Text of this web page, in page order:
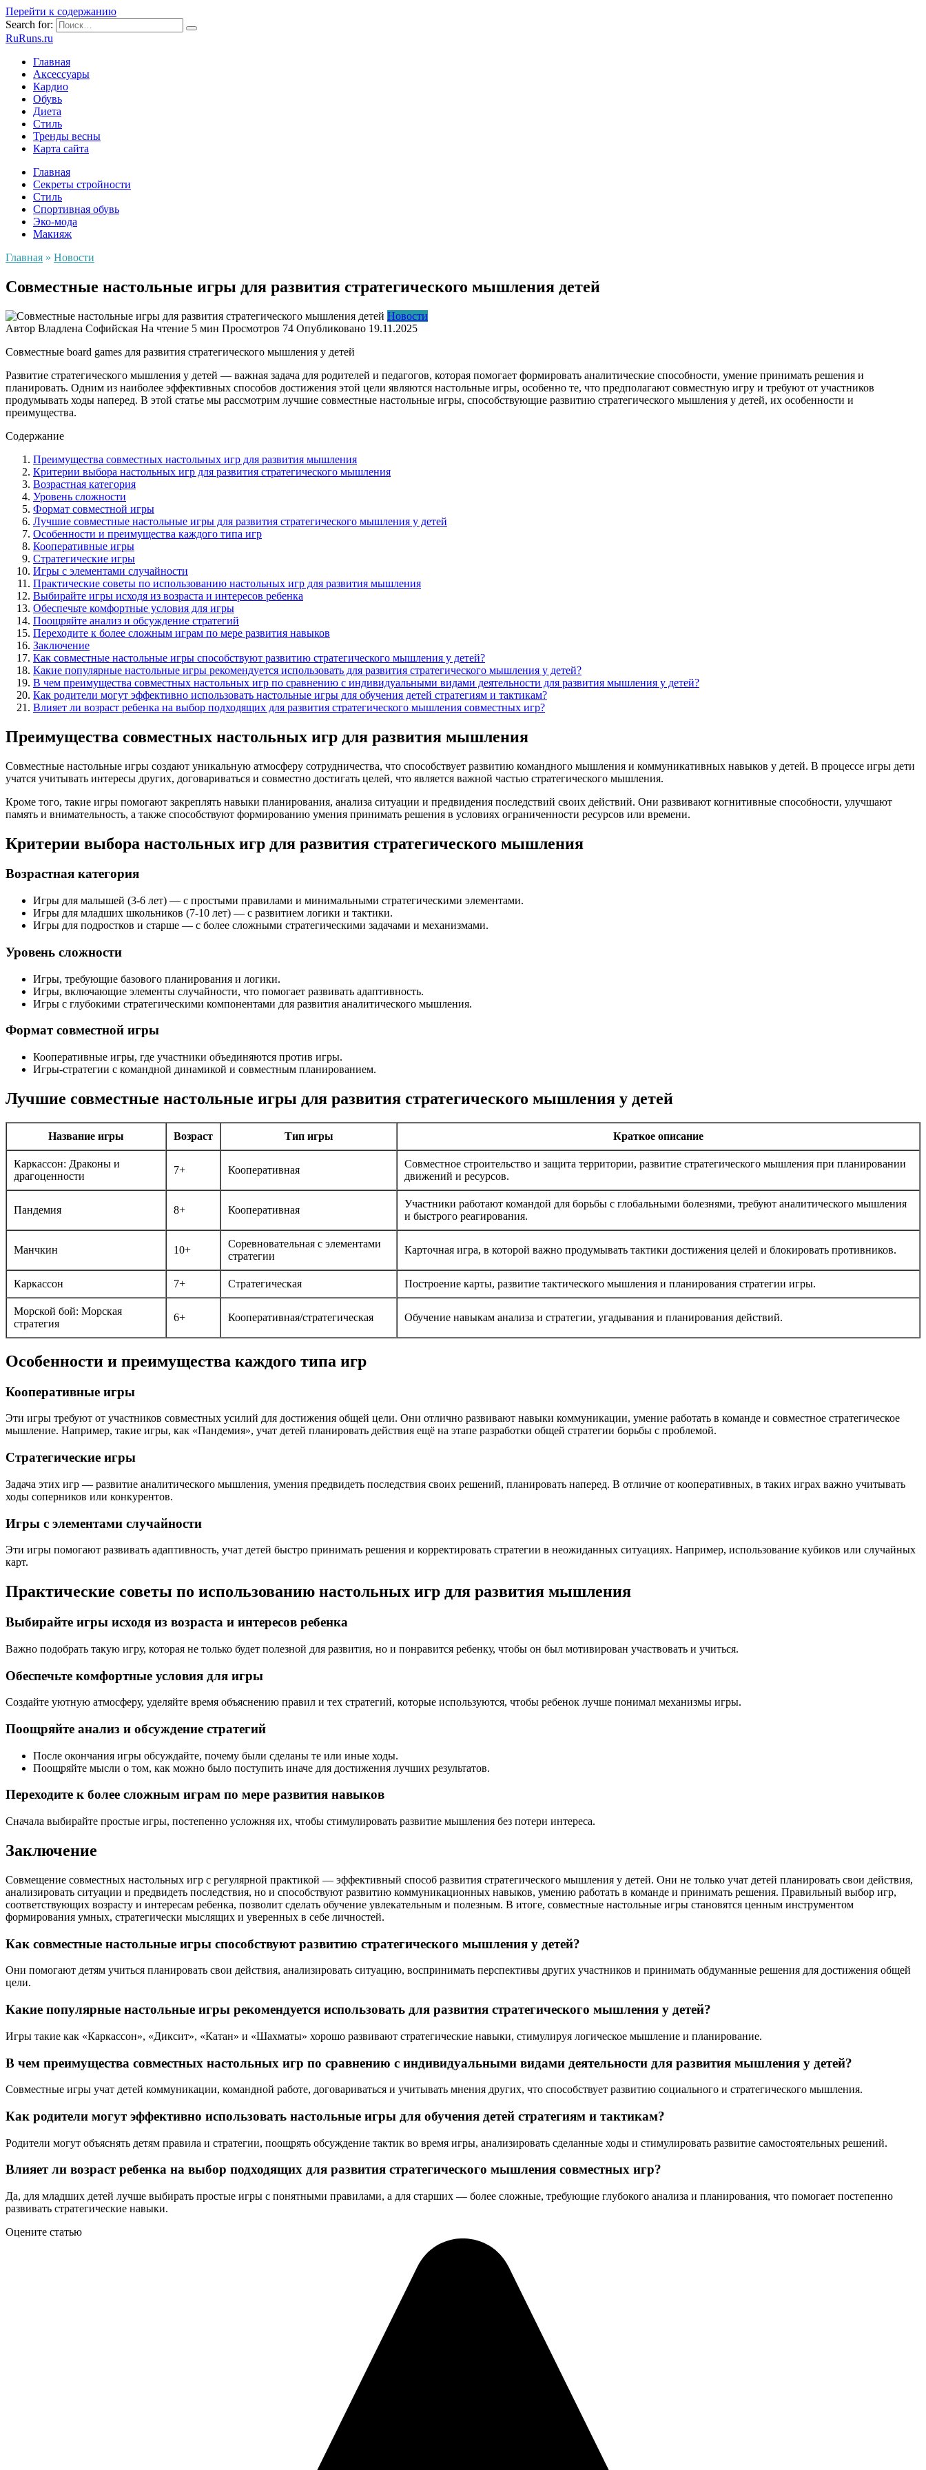
Перейти к содержанию
Search for:
RuRuns.ru
Главная
Аксессуары
Кардио
Обувь
Диета
Стиль
Тренды весны
Карта сайта
Главная
Секреты стройности
Стиль
Спортивная обувь
Эко-мода
Макияж
Главная » Новости
Совместные настольные игры для развития стратегического мышления детей
Новости
Автор Владлена Софийская На чтение 5 мин Просмотров 74 Опубликовано 19.11.2025
Совместные board games для развития стратегического мышления у детей
Развитие стратегического мышления у детей — важная задача для родителей и педагогов, которая помогает формировать аналитические способности, умение принимать решения и
планировать. Одним из наиболее эффективных способов достижения этой цели являются настольные игры, особенно те, что предполагают совместную игру и требуют от участников
продумывать ходы наперед. В этой статье мы рассмотрим лучшие совместные настольные игры, способствующие развитию стратегического мышления у детей, их особенности и
преимущества.
Содержание
Преимущества совместных настольных игр для развития мышления
Критерии выбора настольных игр для развития стратегического мышления
Возрастная категория
Уровень сложности
Формат совместной игры
Лучшие совместные настольные игры для развития стратегического мышления у детей
Особенности и преимущества каждого типа игр
Кооперативные игры
Стратегические игры
Игры с элементами случайности
Практические советы по использованию настольных игр для развития мышления
Выбирайте игры исходя из возраста и интересов ребенка
Обеспечьте комфортные условия для игры
Поощряйте анализ и обсуждение стратегий
Переходите к более сложным играм по мере развития навыков
Заключение
Как совместные настольные игры способствуют развитию стратегического мышления у детей?
Какие популярные настольные игры рекомендуется использовать для развития стратегического мышления у детей?
В чем преимущества совместных настольных игр по сравнению с индивидуальными видами деятельности для развития мышления у детей?
Как родители могут эффективно использовать настольные игры для обучения детей стратегиям и тактикам?
Влияет ли возраст ребенка на выбор подходящих для развития стратегического мышления совместных игр?
Преимущества совместных настольных игр для развития мышления
Совместные настольные игры создают уникальную атмосферу сотрудничества, что способствует развитию командного мышления и коммуникативных навыков у детей. В процессе игры дети
учатся учитывать интересы других, договариваться и совместно достигать целей, что является важной частью стратегического мышления.
Кроме того, такие игры помогают закреплять навыки планирования, анализа ситуации и предвидения последствий своих действий. Они развивают когнитивные способности, улучшают
память и внимательность, а также способствуют формированию умения принимать решения в условиях ограниченности ресурсов или времени.
Критерии выбора настольных игр для развития стратегического мышления
Возрастная категория
Игры для малышей (3-6 лет) — с простыми правилами и минимальными стратегическими элементами.
Игры для младших школьников (7-10 лет) — с развитием логики и тактики.
Игры для подростков и старше — с более сложными стратегическими задачами и механизмами.
Уровень сложности
Игры, требующие базового планирования и логики.
Игры, включающие элементы случайности, что помогает развивать адаптивность.
Игры с глубокими стратегическими компонентами для развития аналитического мышления.
Формат совместной игры
Кооперативные игры, где участники объединяются против игры.
Игры-стратегии с командной динамикой и совместным планированием.
Лучшие совместные настольные игры для развития стратегического мышления у детей
Название игры Возраст Тип игры Краткое описание
Каркассон: Драконы и
драгоценности
7+ Кооперативная
Совместное строительство и защита территории, развитие стратегического мышления при планировании
движений и ресурсов.
Пандемия 8+ Кооперативная
Участники работают командой для борьбы с глобальными болезнями, требуют аналитического мышления
и быстрого реагирования.
Манчкин 10+
Соревновательная с элементами
стратегии
Карточная игра, в которой важно продумывать тактики достижения целей и блокировать противников.
Каркассон 7+ Стратегическая Построение карты, развитие тактического мышления и планирования стратегии игры.
Морской бой: Морская
стратегия
6+ Кооперативная/стратегическая Обучение навыкам анализа и стратегии, угадывания и планирования действий.
Особенности и преимущества каждого типа игр
Кооперативные игры
Эти игры требуют от участников совместных усилий для достижения общей цели. Они отлично развивают навыки коммуникации, умение работать в команде и совместное стратегическое
мышление. Например, такие игры, как «Пандемия», учат детей планировать действия ещё на этапе разработки общей стратегии борьбы с проблемой.
Стратегические игры
Задача этих игр — развитие аналитического мышления, умения предвидеть последствия своих решений, планировать наперед. В отличие от кооперативных, в таких играх важно учитывать
ходы соперников или конкурентов.
Игры с элементами случайности
Эти игры помогают развивать адаптивность, учат детей быстро принимать решения и корректировать стратегии в неожиданных ситуациях. Например, использование кубиков или случайных
карт.
Практические советы по использованию настольных игр для развития мышления
Выбирайте игры исходя из возраста и интересов ребенка
Важно подобрать такую игру, которая не только будет полезной для развития, но и понравится ребенку, чтобы он был мотивирован участвовать и учиться.
Обеспечьте комфортные условия для игры
Создайте уютную атмосферу, уделяйте время объяснению правил и тех стратегий, которые используются, чтобы ребенок лучше понимал механизмы игры.
Поощряйте анализ и обсуждение стратегий
После окончания игры обсуждайте, почему были сделаны те или иные ходы.
Поощряйте мысли о том, как можно было поступить иначе для достижения лучших результатов.
Переходите к более сложным играм по мере развития навыков
Сначала выбирайте простые игры, постепенно усложняя их, чтобы стимулировать развитие мышления без потери интереса.
Заключение
Совмещение совместных настольных игр с регулярной практикой — эффективный способ развития стратегического мышления у детей. Они не только учат детей планировать свои действия,
анализировать ситуации и предвидеть последствия, но и способствуют развитию коммуникационных навыков, умению работать в команде и принимать решения. Правильный выбор игр,
соответствующих возрасту и интересам ребенка, позволит сделать обучение увлекательным и полезным. В итоге, совместные настольные игры становятся ценным инструментом
формирования умных, стратегически мыслящих и уверенных в себе личностей.
Как совместные настольные игры способствуют развитию стратегического мышления у детей?
Они помогают детям учиться планировать свои действия, анализировать ситуацию, воспринимать перспективы других участников и принимать обдуманные решения для достижения общей
цели.
Какие популярные настольные игры рекомендуется использовать для развития стратегического мышления у детей?
Игры такие как «Каркассон», «Диксит», «Катан» и «Шахматы» хорошо развивают стратегические навыки, стимулируя логическое мышление и планирование.
В чем преимущества совместных настольных игр по сравнению с индивидуальными видами деятельности для развития мышления у детей?
Совместные игры учат детей коммуникации, командной работе, договариваться и учитывать мнения других, что способствует развитию социального и стратегического мышления.
Как родители могут эффективно использовать настольные игры для обучения детей стратегиям и тактикам?
Родители могут объяснять детям правила и стратегии, поощрять обсуждение тактик во время игры, анализировать сделанные ходы и стимулировать развитие самостоятельных решений.
Влияет ли возраст ребенка на выбор подходящих для развития стратегического мышления совместных игр?
Да, для младших детей лучше выбирать простые игры с понятными правилами, а для старших — более сложные, требующие глубокого анализа и планирования, что помогает постепенно
развивать стратегические навыки.
Оцените статью